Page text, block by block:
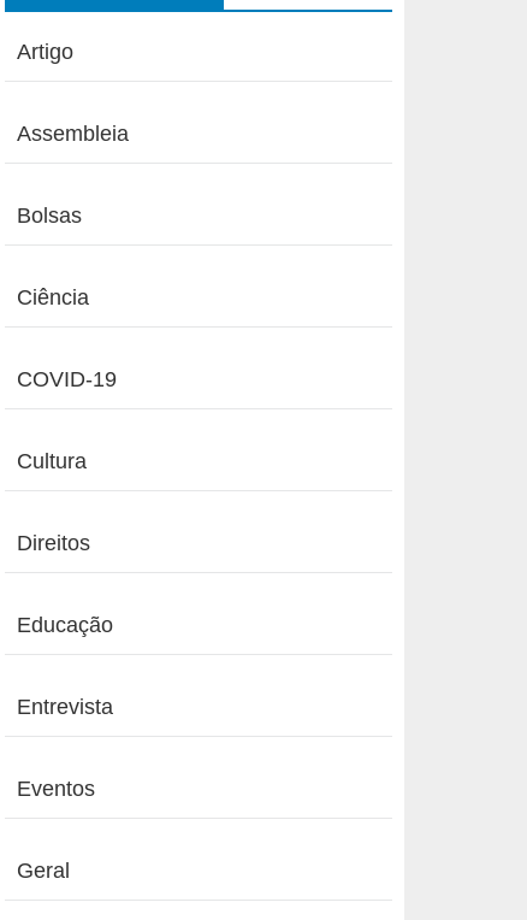
Artigo
Assembleia
Bolsas
Ciência
COVID-19
Cultura
Direitos
Educação
Entrevista
Eventos
Geral